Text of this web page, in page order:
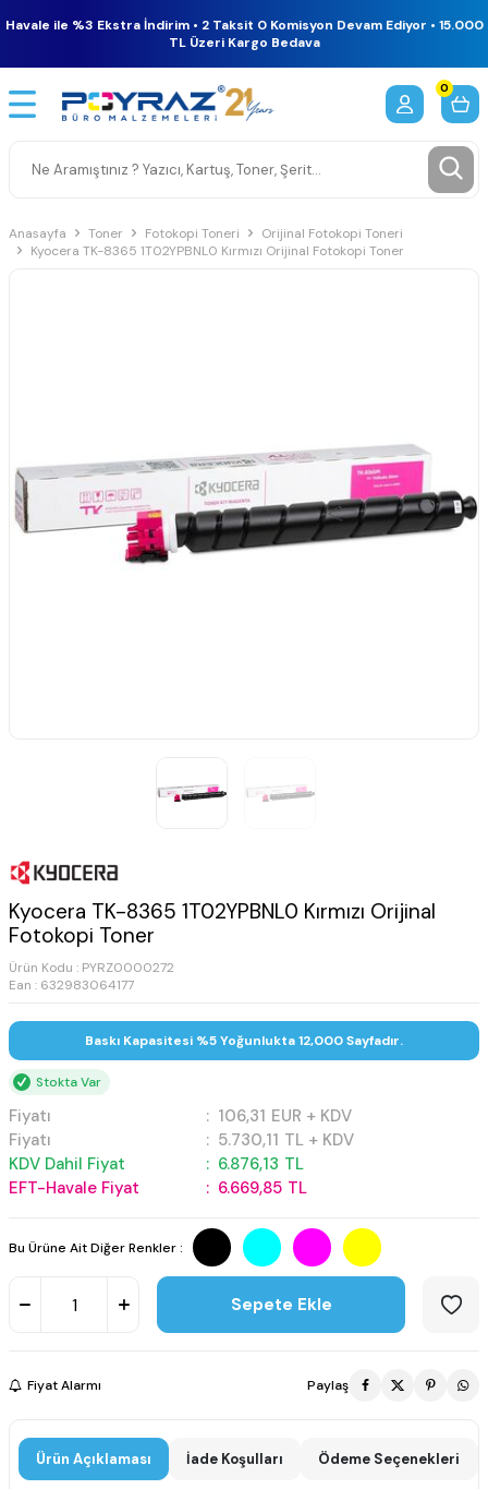
Havale ile %3 Ekstra İndirim • 2 Taksit 0 Komisyon Devam Ediyor • 15.000
TL Üzeri Kargo Bedava
0
Anasayfa Toner Fotokopi Toneri
Orijinal Fotokopi Toneri
Kyocera TK-8365 1T02YPBNL0 Kırmızı Orijinal Fotokopi Toner
Kyocera TK-8365 1T02YPBNL0 Kırmızı Orijinal
Fotokopi Toner
Ürün Kodu : PYRZ0000272
Ean : 632983064177
Baskı Kapasitesi %5 Yoğunlukta 12,000 Sayfadır.
Stokta Var
Fiyatı : 106,31 EUR + KDV
Fiyatı
: 5.730,11 TL + KDV
KDV Dahil Fiyat
: 6.876,13 TL
EFT-Havale Fiyat
: 6.669,85 TL
Bu Ürüne Ait Diğer Renkler :
Sepete Ekle
Fiyat Alarmı Paylaş
Ürün Açıklaması İade Koşulları Ödeme Seçenekleri